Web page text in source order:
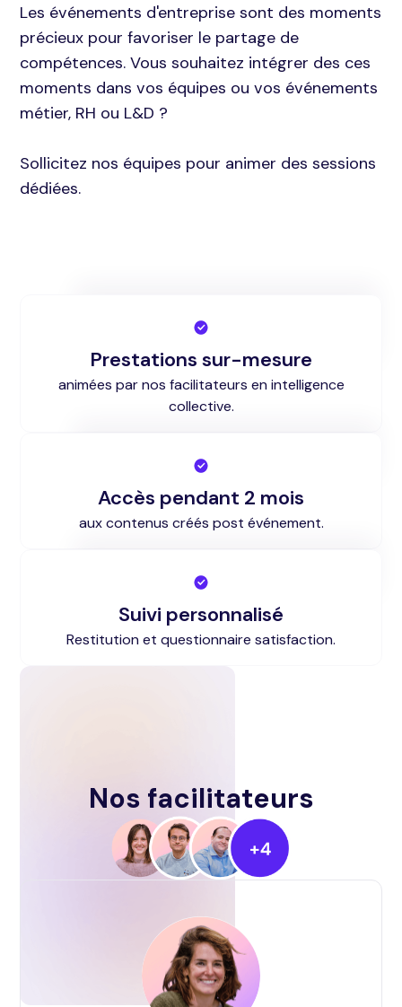
Les événements d'entreprise sont des moments
précieux pour favoriser le partage de
compétences. Vous souhaitez intégrer des ces
moments dans vos équipes ou vos événements
métier, RH ou L&D ?
Sollicitez nos équipes pour animer des sessions
dédiées.
Prestations sur-mesure
animées par nos facilitateurs en intelligence
collective.
Accès pendant 2 mois
aux contenus créés post événement.
Suivi personnalisé
Restitution et questionnaire satisfaction.
Nos facilitateurs